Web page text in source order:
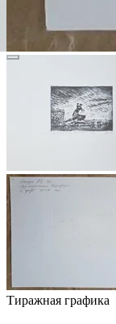
Тиражная графика